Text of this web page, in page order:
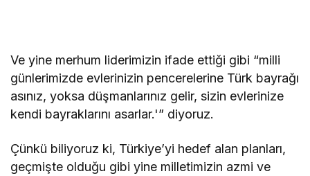
Ve yine merhum liderimizin ifade ettiği gibi “milli
günlerimizde evlerinizin pencerelerine Türk bayrağı
asınız, yoksa düşmanlarınız gelir, sizin evlerinize
kendi bayraklarını asarlar.'” diyoruz.
Çünkü biliyoruz ki, Türkiye’yi hedef alan planları,
geçmişte olduğu gibi yine milletimizin azmi ve